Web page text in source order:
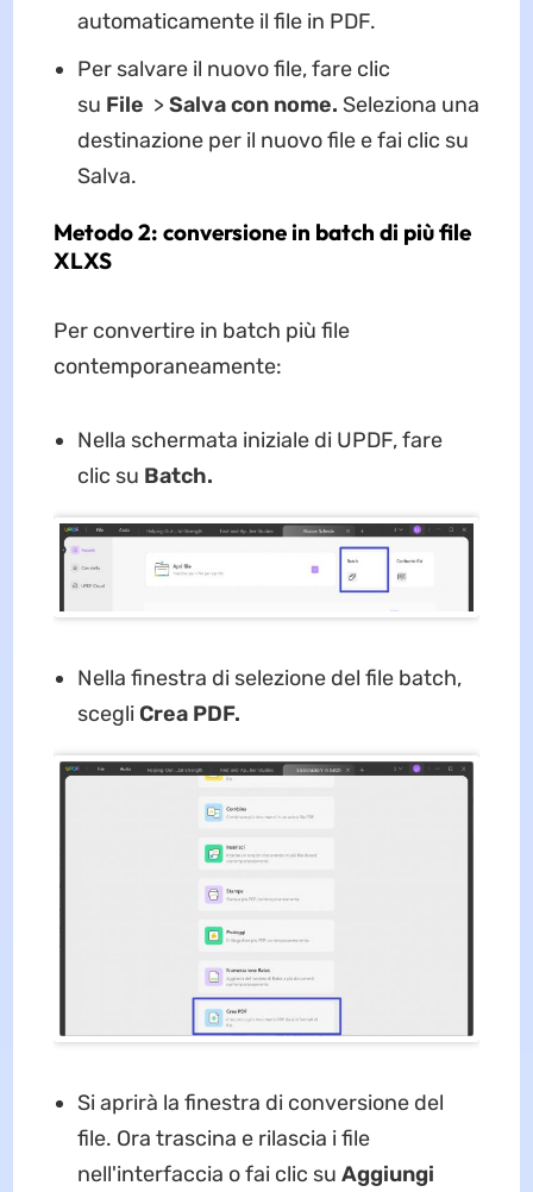
automaticamente il file in PDF.
Per salvare il nuovo file, fare clic
su File >Salva con nome. Seleziona una
destinazione per il nuovo file e fai clic su
Salva.
Metodo 2: conversione in batch di più file
XLXS
Per convertire in batch più file
contemporaneamente:
Nella schermata iniziale di UPDF, fare
clic su Batch.
Nella finestra di selezione del file batch,
scegli Crea PDF.
Si aprirà la finestra di conversione del
file. Ora trascina e rilascia i file
nell'interfaccia o fai clic su Aggiungi